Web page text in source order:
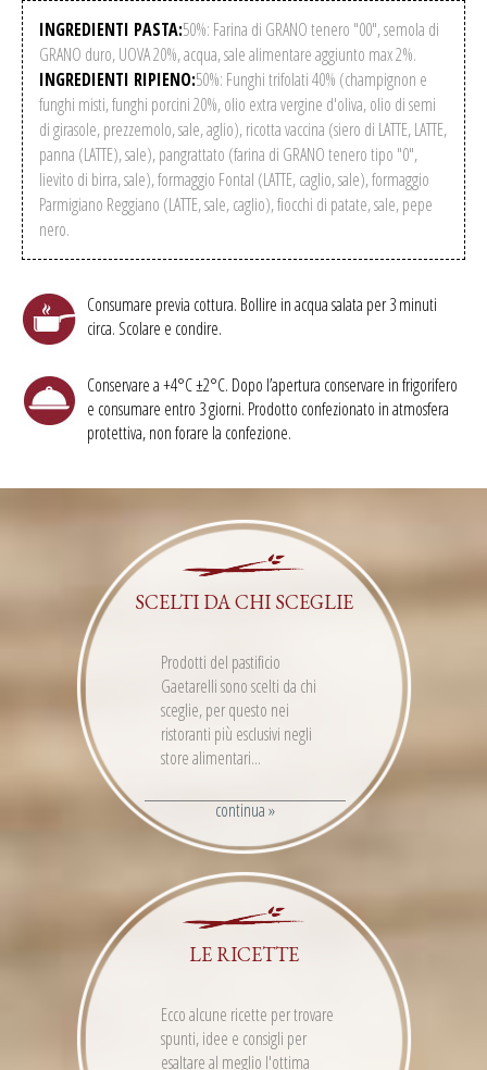
INGREDIENTI PASTA:50%: Farina di GRANO tenero "00", semola di
GRANO duro, UOVA 20%, acqua, sale alimentare aggiunto max 2%.
INGREDIENTI RIPIENO:50%: Funghi trifolati 40% (champignon e
funghi misti, funghi porcini 20%, olio extra vergine d'oliva, olio di semi
di girasole, prezzemolo, sale, aglio), ricotta vaccina (siero di LATTE, LATTE,
panna (LATTE), sale), pangrattato (farina di GRANO tenero tipo "0",
lievito di birra, sale), formaggio Fontal (LATTE, caglio, sale), formaggio
Parmigiano Reggiano (LATTE, sale, caglio), fiocchi di patate, sale, pepe
nero.
Consumare previa cottura. Bollire in acqua salata per 3 minuti
circa. Scolare e condire.
Conservare a +4°C ±2°C. Dopo l’apertura conservare in frigorifero
e consumare entro 3 giorni. Prodotto confezionato in atmosfera
protettiva, non forare la confezione.
SCELTI DA CHI SCEGLIE
Prodotti del pastificio
Gaetarelli sono scelti da chi
sceglie, per questo nei
ristoranti più esclusivi negli
store alimentari...
continua »
LE RICETTE
Ecco alcune ricette per trovare
spunti, idee e consigli per
esaltare al meglio l'ottima